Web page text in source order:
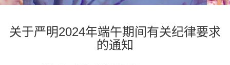
关于严明2024年端午期间有关纪律要求
的通知